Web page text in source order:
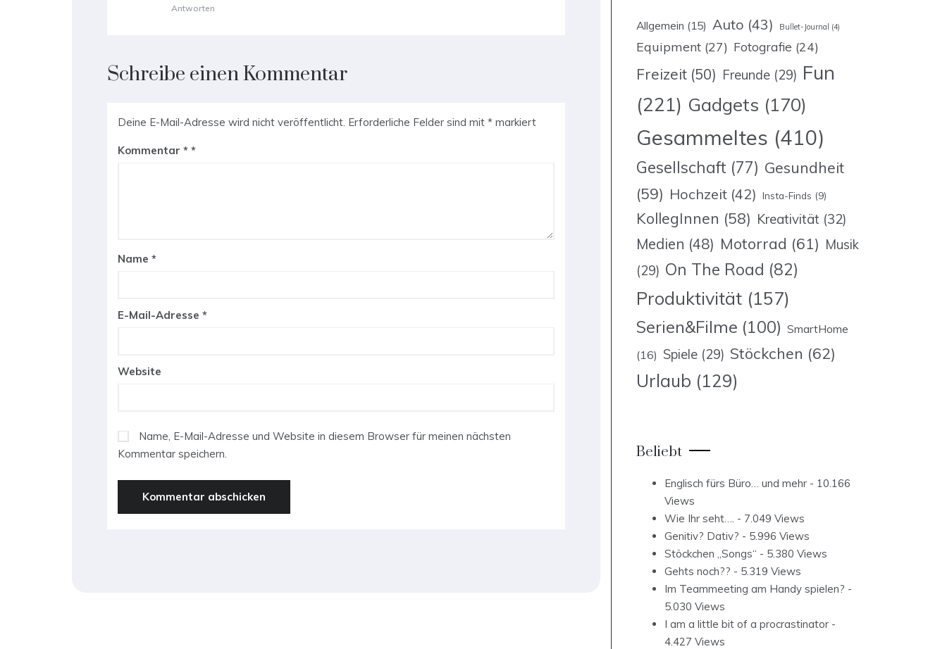
Antworten
Schreibe einen Kommentar
Deine E-Mail-Adresse wird nicht veröffentlicht. Erforderliche Felder sind mit * markiert
Kommentar *
Name *
E-Mail-Adresse *
Website
Name, E-Mail-Adresse und Website in diesem Browser für meinen nächsten
Kommentar speichern.
Allgemein (15) Auto (43) Bullet-Journal (4)
Equipment (27) Fotografie (24)
Freizeit (50) Freunde (29) Fun
(221) Gadgets (170)
Gesammeltes (410)
Gesellschaft (77) Gesundheit
(59) Hochzeit (42) Insta-Finds (9)
KollegInnen (58) Kreativität (32)
Medien (48) Motorrad (61) Musik
(29) On The Road (82)
Produktivität (157)
Serien&Filme (100) SmartHome
(16) Spiele (29) Stöckchen (62)
Urlaub (129)
Beliebt
Englisch fürs Büro… und mehr - 10.166
Views
Wie Ihr seht…. - 7.049 Views
Genitiv? Dativ? - 5.996 Views
Stöckchen „Songs“ - 5.380 Views
Gehts noch?? - 5.319 Views
Im Teammeeting am Handy spielen? -
5.030 Views
I am a little bit of a procrastinator -
4.427 Views